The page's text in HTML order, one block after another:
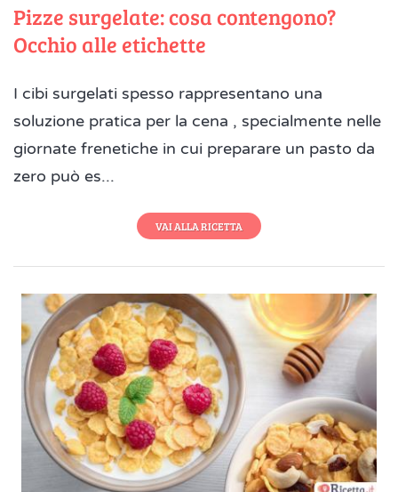
Pizze surgelate: cosa contengono?
Occhio alle etichette
I cibi surgelati spesso rappresentano una
soluzione pratica per la cena , specialmente nelle
giornate frenetiche in cui preparare un pasto da
zero può es...
VAI ALLA RICETTA